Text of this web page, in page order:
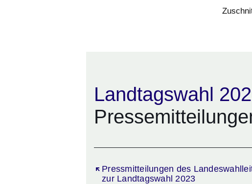
Landtagswahl
Pressmitteilungen des
zur Landtagswahl 2023
Öffnet sich in einem neuen Fenster